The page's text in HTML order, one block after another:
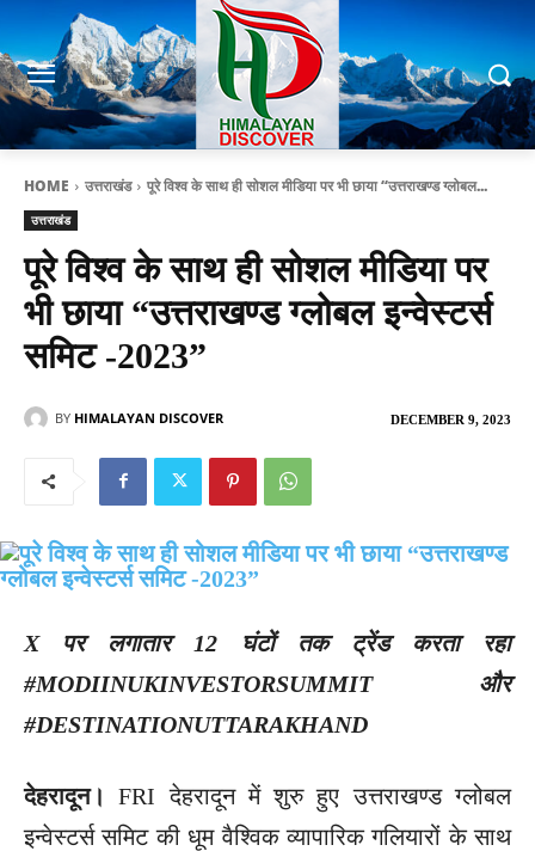
HOME उत्तराखंड पूरे विश्व के साथ ही सोशल मीडिया पर भी छाया “उत्तराखण्ड ग्लोबल...
उत्तराखंड
पूरे विश्व के साथ ही सोशल मीडिया पर
भी छाया “उत्तराखण्ड ग्लोबल इन्वेस्टर्स
समिट -2023”
DECEMBER 9, 2023
BY HIMALAYAN DISCOVER
X पर लगातार 12 घंटों तक ट्रेंड करता रहा
#MODIINUKINVESTORSUMMIT और
#DESTINATIONUTTARAKHAND
देहरादून।
FRI देहरादून में शुरु हुए उत्तराखण्ड ग्लोबल
इन्वेस्टर्स समिट की धूम वैश्विक व्यापारिक गलियारों के साथ